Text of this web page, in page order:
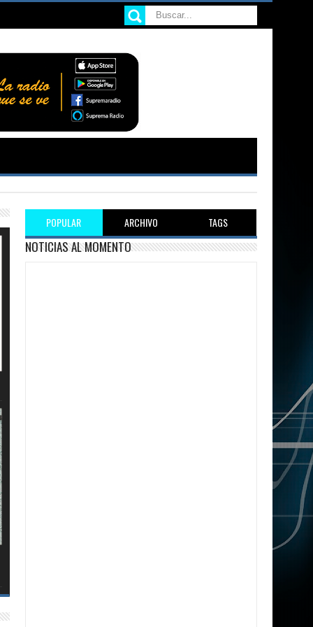
POPULAR ARCHIVO TAGS
NOTICIAS AL MOMENTO